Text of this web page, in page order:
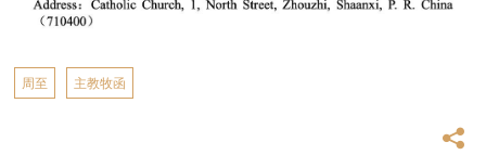
周至 主教牧函